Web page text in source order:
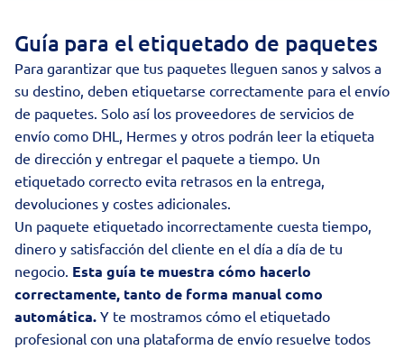
Guía para el etiquetado de paquetes
Para garantizar que tus paquetes lleguen sanos y salvos a
su destino, deben etiquetarse correctamente para el envío
de paquetes . Solo así los proveedores de servicios de
envío como DHL, Hermes y otros podrán leer la etiqueta
de dirección y entregar el paquete a tiempo. Un
etiquetado correcto evita retrasos en la entrega,
devoluciones y costes adicionales.
Un paquete etiquetado incorrectamente cuesta tiempo,
dinero y satisfacción del cliente en el día a día de tu
negocio. Esta guía te muestra cómo hacerlo
correctamente, tanto de forma manual como
automática. Y te mostramos cómo el etiquetado
profesional con una plataforma de envío resuelve todos